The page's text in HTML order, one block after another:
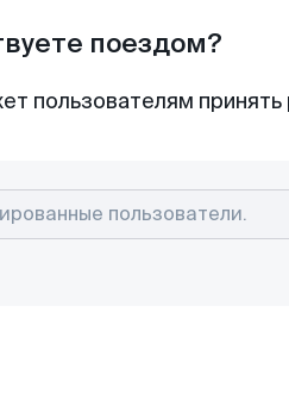
поездом?
пользователям